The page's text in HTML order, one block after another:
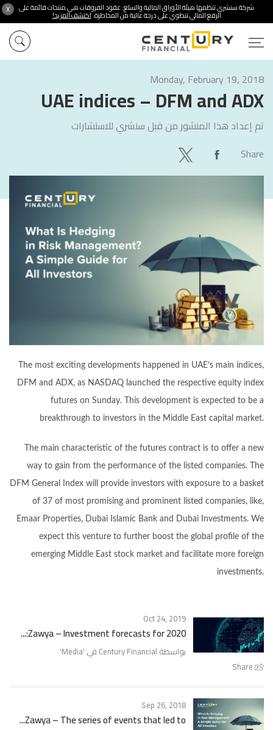
X شركة سنشري تنظمها هيئة الأوراق المالية والسلع. عقود الفروقات هي منتجات قائمة على
الرفع المالي تنطوي على درجة عالية من المخاطرة.اكتشف المزيد!
Monday, February 19, 2018
UAE indices – DFM and ADX
تم إعداد هذا المنشور من قبل سنشري للاستشارات
Share
The most exciting developments happened in UAE’s main indices,
DFM and ADX, as NASDAQ launched the respective equity index
futures on Sunday. This development is expected to be a
breakthrough to investors in the Middle East capital market.
The main characteristic of the futures contract is to offer a new
way to gain from the performance of the listed companies. The
DFM General Index will provide investors with exposure to a basket
of 37 of most promising and prominent listed companies, like,
Emaar Properties, Dubai Islamic Bank and Dubai Investments. We
expect this venture to further boost the global profile of the
emerging Middle East stock market and facilitate more foreign
investments.
Share
Oct 24, 2019
Zawya – Investment forecasts for 2020:...
بواسطة Century Financial في ' Media
'
Sep 26, 2018
Zawya – The series of events that led to...